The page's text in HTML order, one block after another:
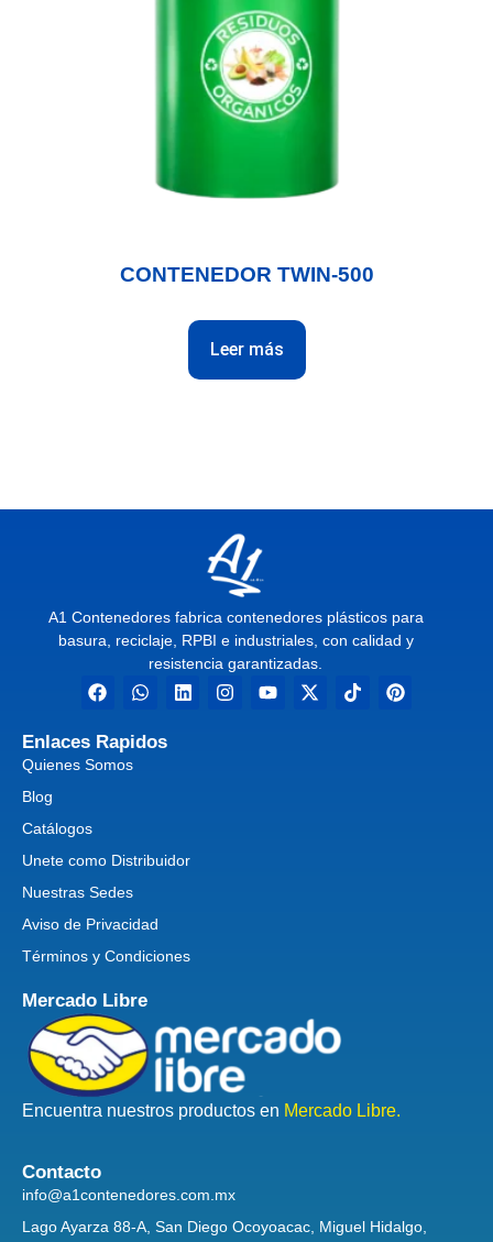
CONTENEDOR TWIN-500
Leer más
A1 Contenedores fabrica contenedores plásticos para
basura, reciclaje, RPBI e industriales, con calidad y
resistencia garantizadas.
Enlaces Rapidos
Quienes Somos
Blog
Catálogos
Unete como Distribuidor
Nuestras Sedes
Aviso de Privacidad
Términos y Condiciones
Mercado Libre
Encuentra nuestros productos en Mercado Libre.
Contacto
info@a1contenedores.com.mx
Lago Ayarza 88-A, San Diego Ocoyoacac, Miguel Hidalgo,